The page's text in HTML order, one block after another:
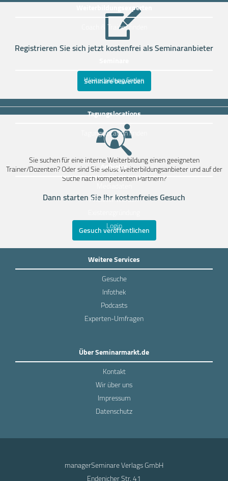
Registrieren Sie sich jetzt kostenfrei als Seminaranbieter
Seminare bewerben
Sie suchen für eine interne Weiterbildung einen geeigneten
Trainer/Dozenten? Oder sind Sie selbst Weiterbildungsanbieter und auf der
Suche nach kompetenten Partnern?
Dann starten Sie Ihr kostenfreies Gesuch
Gesuch veröffentlichen
Weiterbildungsexperten
Coach & Trainer finden
Weiterbildung finden
Tagungslocations
Tagungslocation finden
Anbieter
Mediadaten
Anbieter werden
Login
Weitere Services
Gesuche
Infothek
Podcasts
Experten-Umfragen
Über Seminarmarkt.de
Kontakt
Wir über uns
Impressum
Datenschutz
managerSeminare Verlags GmbH